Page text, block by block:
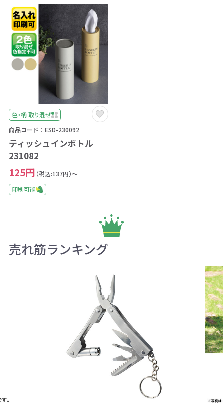
色・柄 取り混ぜ
商品コード：ESD-230092
ティッシュインボトル
231082
125円 （税込:137円）～
印刷可能
売れ筋ランキング